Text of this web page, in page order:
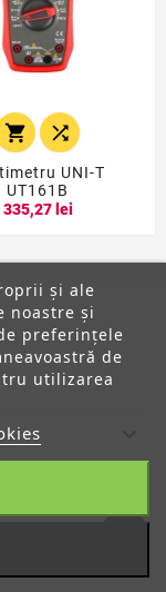
 
UNI-T
UT161B
335,27 lei
și ale
noastre și
preferințele
de
utilizarea